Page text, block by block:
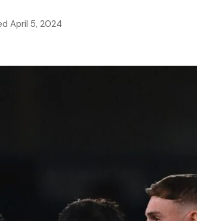
April 5, 2024